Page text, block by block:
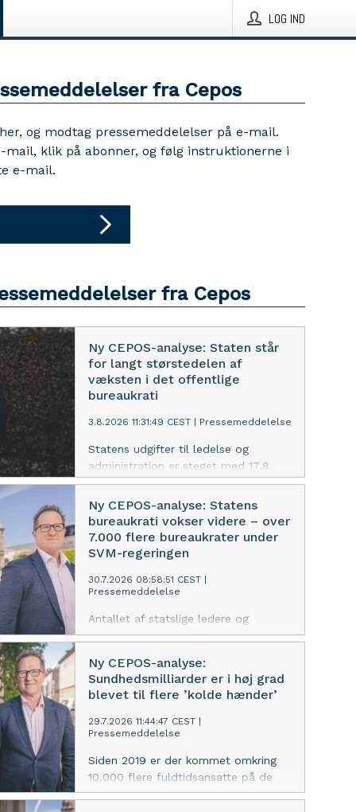
LOG IND
fra Cepos
og modtag pressemeddelelser på e-mail.
mail, klik på abonner, og følg instruktionerne i
e-mail.
fra Cepos
Ny CEPOS-analyse: Staten står
for langt størstedelen af
væksten i det offentlige
bureaukrati
3.8.2026 11:31:49 CEST Pressemeddelelse
Statens udgifter til ledelse og
administration er steget med 17,8
mia. kr. siden 2011 og udgør næsten
tre fjerdedele af den samlede vækst i
det offentlige bureaukrati. Der er et
betydeligt potentiale for at frigøre
ressourcer til velfærd eller
analyse
Ny CEPOS-analyse: Statens
bureaukrati vokser videre – over
7.000 flere bureaukrater under
SVM-regeringen
30.7.2026 08:58:51 CEST
Pressemeddelelse
Antallet af statslige ledere og
administrative medarbejdere er
regeringen tiltrådte, viser ny analyse
fra CEPOS. Udviklingen går stik imod
regeringens egne ambitioner om
afbureaukratisering, og CEPOS
efterlyser bindende mål for at
Ny CEPOS-analyse:
Sundhedsmilliarder er i høj grad
blevet til flere ’kolde hænder’
29.7.2026 11:44:47 CEST
Pressemeddelelse
Siden 2019 er der kommet omkring
10.000 flere fuldtidsansatte på de
offentlige sygehuse. Næsten